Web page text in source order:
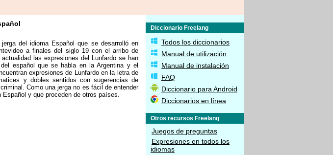
Diccionario Freelang
Todos los diccionarios
Manual de utilización
Manual de instalación
FAQ
Diccionario para Android
Diccionarios en línea
Otros recursos Freelang
Juegos de preguntas
Expresiones en todos los
idiomas
del idioma Español que se desarrolló en
a finales del siglo 19 con el arribo de
las expresiones del Lunfardo se han
español que se habla en la Argentina y el
expresiones de Lunfardo en la letra de
y dobles sentidos con sugerencias de
Como una jerga no es fácil de entender
y que proceden de otros países.